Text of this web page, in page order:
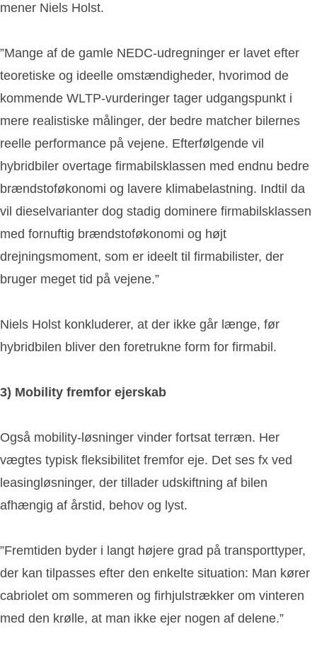
mener Niels Holst.
”Mange af de gamle NEDC-udregninger er lavet efter
teoretiske og ideelle omstændigheder, hvorimod de
kommende WLTP-vurderinger tager udgangspunkt i
mere realistiske målinger, der bedre matcher bilernes
reelle performance på vejene. Efterfølgende vil
hybridbiler overtage firmabilsklassen med endnu bedre
brændstoføkonomi og lavere klimabelastning. Indtil da
vil dieselvarianter dog stadig dominere firmabilsklassen
med fornuftig brændstoføkonomi og højt
drejningsmoment, som er ideelt til firmabilister, der
bruger meget tid på vejene.”
Niels Holst konkluderer, at der ikke går længe, før
hybridbilen bliver den foretrukne form for firmabil.
3) Mobility fremfor ejerskab
Også mobility-løsninger vinder fortsat terræn. Her
vægtes typisk fleksibilitet fremfor eje. Det ses fx ved
leasingløsninger, der tillader udskiftning af bilen
afhængig af årstid, behov og lyst.
”Fremtiden byder i langt højere grad på transporttyper,
der kan tilpasses efter den enkelte situation: Man kører
cabriolet om sommeren og firhjulstrækker om vinteren
med den krølle, at man ikke ejer nogen af delene.”